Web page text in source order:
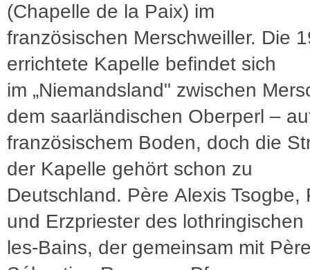
(Chapelle de la Paix) im
französischen Merschweiller. Die
errichtete Kapelle befindet sich
im „Niemandsland" zwischen
dem saarländischen Oberperl –
französischem Boden, doch die
der Kapelle gehört schon zu
Deutschland. Père Alexis Tsogbe,
und Erzpriester des lothringischen
les-Bains, der gemeinsam mit